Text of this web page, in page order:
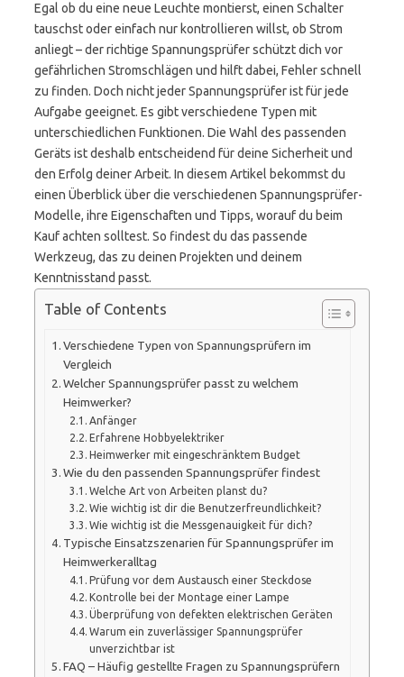
Egal ob du eine neue Leuchte montierst, einen Schalter
tauschst oder einfach nur kontrollieren willst, ob Strom
anliegt – der richtige Spannungsprüfer schützt dich vor
gefährlichen Stromschlägen und hilft dabei, Fehler schnell
zu finden. Doch nicht jeder Spannungsprüfer ist für jede
Aufgabe geeignet. Es gibt verschiedene Typen mit
unterschiedlichen Funktionen. Die Wahl des passenden
Geräts ist deshalb entscheidend für deine Sicherheit und
den Erfolg deiner Arbeit. In diesem Artikel bekommst du
einen Überblick über die verschiedenen Spannungsprüfer-
Modelle, ihre Eigenschaften und Tipps, worauf du beim
Kauf achten solltest. So findest du das passende
Werkzeug, das zu deinen Projekten und deinem
Kenntnisstand passt.
Table of Contents
Verschiedene Typen von Spannungsprüfern im
Vergleich
Welcher Spannungsprüfer passt zu welchem
Heimwerker?
Anfänger
Erfahrene Hobbyelektriker
Heimwerker mit eingeschränktem Budget
Wie du den passenden Spannungsprüfer findest
Welche Art von Arbeiten planst du?
Wie wichtig ist dir die Benutzerfreundlichkeit?
Wie wichtig ist die Messgenauigkeit für dich?
Typische Einsatzszenarien für Spannungsprüfer im
Heimwerkeralltag
Prüfung vor dem Austausch einer Steckdose
Kontrolle bei der Montage einer Lampe
Überprüfung von defekten elektrischen Geräten
Warum ein zuverlässiger Spannungsprüfer
unverzichtbar ist
FAQ – Häufig gestellte Fragen zu Spannungsprüfern